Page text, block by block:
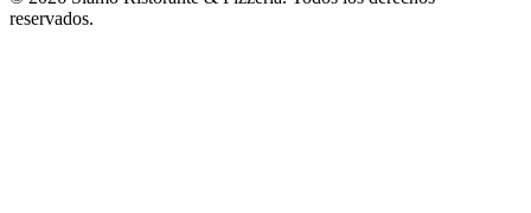
reservados.